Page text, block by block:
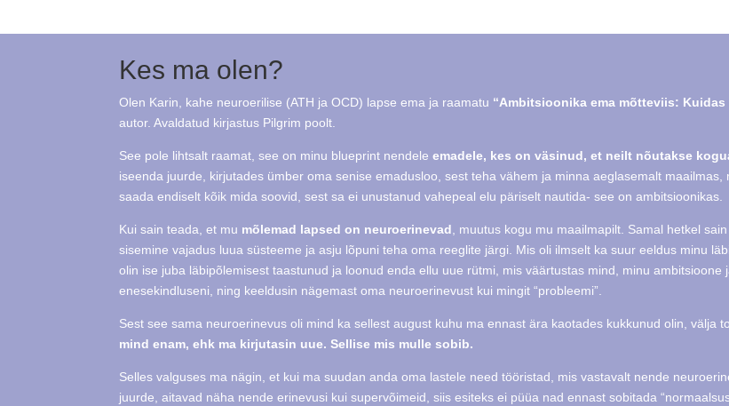
Kes ma olen?
Olen Karin, kahe neuroerilise (ATH ja OCD) lapse ema ja raamatu “Ambitsioonika ema mõtteviis:
autor. Avaldatud kirjastus Pilgrim poolt.
See pole lihtsalt raamat, see on minu blueprint nendeleemadele, kes on väsinud, et neilt nõutakse
iseenda juurde, kirjutades ümber oma senise emadusloo, sest teha vähem ja minna aeglasemalt
saada endiselt kõik mida soovid, sest sa ei unustanud vahepeal elu päriselt nautida- see on ambitsioonikas.
Kui sain teada, et mu mõlemad lapsed on neuroerinevad, muutus kogu mu maailmapilt. Samal hetkel
sisemine vajadus luua süsteeme ja asju lõpuni teha oma reeglite järgi. Mis oli ilmselt ka suur eeldus minu
olin ise juba läbipõlemisest taastunud ja loonud enda ellu uue rütmi, mis väärtustas mind, minu
enesekindluseni, ning keeldusin nägemast oma neuroerinevust kui mingit “probleemi”.
Sest see sama neuroerinevus oli mind ka sellest august kuhu ma ennast ära kaotades kukkunud olin, välja
mind enam, ehk ma kirjutasin uue. Sellise mis mulle sobib.
Selles valguses ma nägin, et kui ma suudan anda oma lastele need tööristad, mis vastavalt nende
juurde, aitavad näha nende erinevusi kui supervõimeid, siis esiteks ei püüa nad ennast sobitada